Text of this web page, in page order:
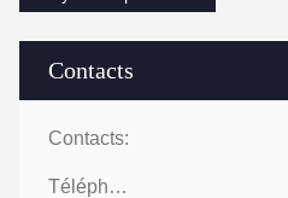
Contacts
Contacts:
Téléphone: